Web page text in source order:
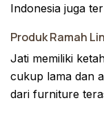
Indonesia juga
Produk Ramah
Jati memiliki
cukup lama dan
dari furniture